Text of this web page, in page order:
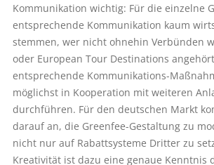
Kommunikation wichtig: Für die einzelne
entsprechende Kommunikation kaum
stemmen, wer nicht ohnehin Verbünden
oder European Tour Destinations
entsprechende Kommunikations-
möglichst in Kooperation mit weiteren
durchführen. Für den deutschen Markt
darauf an, die Greenfee-Gestaltung zu
nicht nur auf Rabattsysteme Dritter zu
Kreativität ist dazu eine genaue Kenntnis